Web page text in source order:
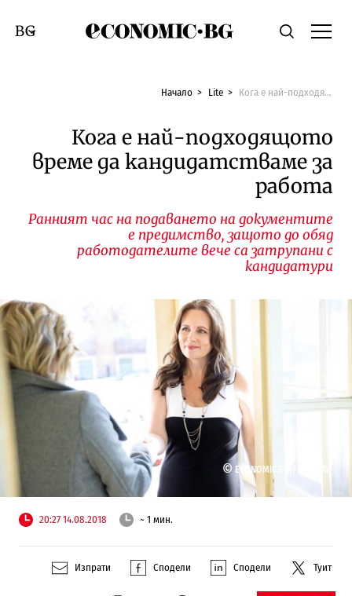
Economic.bgТърсене
Смяна на език
Начало Lite Кога е най-подходящото време да кандидатстваме за работа
Кога е най-подходящото
време да кандидатстваме за
работа
Ранният час на подаването на документите
е предимство, защото до обяд
работодателите вече са затрупани с
кандидатури
© ECONOMIC.BG / PIXABAY
20:27 14.08.2018 ~ 1 мин.
Изпрати Сподели Сподели Туит